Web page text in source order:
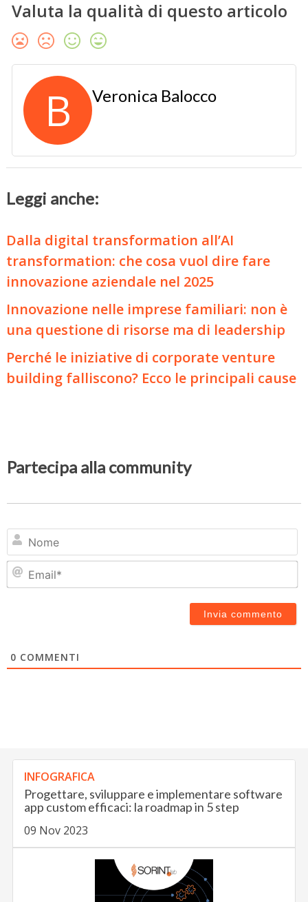
Valuta la qualità di questo articolo
B Veronica Balocco
Leggi anche:
Dalla digital transformation all’AI
transformation: che cosa vuol dire fare
innovazione aziendale nel 2025
Innovazione nelle imprese familiari: non è
una questione di risorse ma di leadership
Perché le iniziative di corporate venture
building falliscono? Ecco le principali cause
Partecipa alla community
0 COMMENTI
INFOGRAFICA
Progettare, sviluppare e implementare software
app custom efficaci: la roadmap in 5 step
09 Nov 2023